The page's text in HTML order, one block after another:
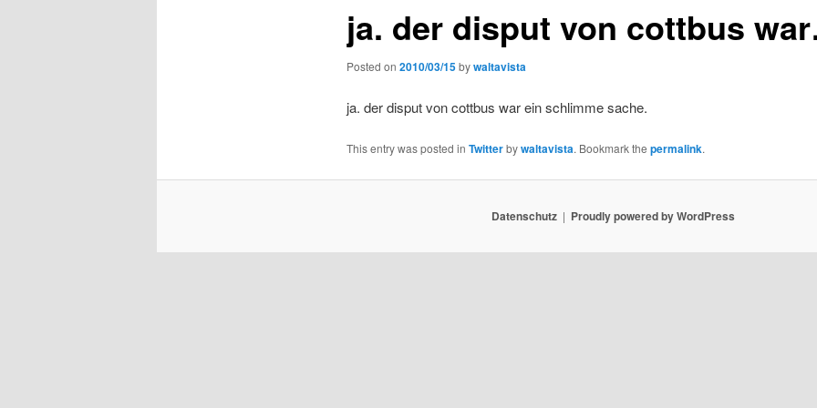
ja. der disput von cottbus
Posted on 2010/03/15bywaltavista
ja. der disput von cottbus war ein schlimme sache.
This entry was posted in Twitterbywaltavista. Bookmark the permalink.
Datenschutz Proudly powered by WordPress